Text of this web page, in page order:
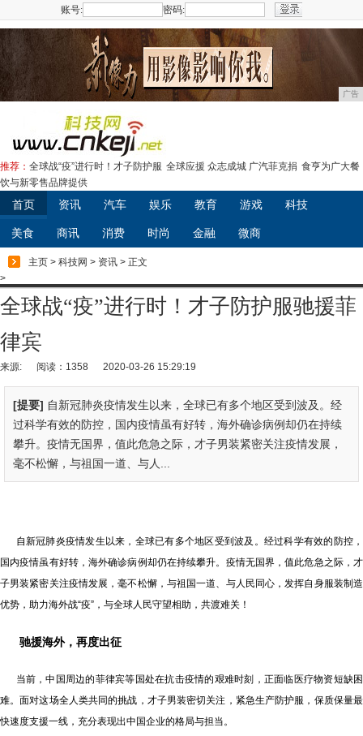
账号: 密码:
广告
推荐： 全球战“疫”进行时！才子防护服 全球应援 众志成城 广汽菲克捐 食亨为广大餐
饮与新零售品牌提供
首页 资讯 汽车 娱乐 教育 游戏 科技
美食 商讯 消费 时尚 金融 微商
主页 > 科技网 > 资讯 > 正文
>
全球战“疫”进行时！才子防护服驰援菲
律宾
来源: 阅读：1358 2020-03-26 15:29:19
[提要] 自新冠肺炎疫情发生以来，全球已有多个地区受到波及。经
过科学有效的防控，国内疫情虽有好转，海外确诊病例却仍在持续
攀升。疫情无国界，值此危急之际，才子男装紧密关注疫情发展，
毫不松懈，与祖国一道、与人...
自新冠肺炎疫情发生以来，全球已有多个地区受到波及。经过科学有效的防控，
国内疫情虽有好转，海外确诊病例却仍在持续攀升。疫情无国界，值此危急之际，才
子男装紧密关注疫情发展，毫不松懈，与祖国一道、与人民同心，发挥自身服装制造
优势，助力海外战“疫”，与全球人民守望相助，共渡难关！
驰援海外，再度出征
当前，中国周边的菲律宾等国处在抗击疫情的艰难时刻，正面临医疗物资短缺困
难。面对这场全人类共同的挑战，才子男装密切关注，紧急生产防护服，保质保量最
快速度支援一线，充分表现出中国企业的格局与担当。